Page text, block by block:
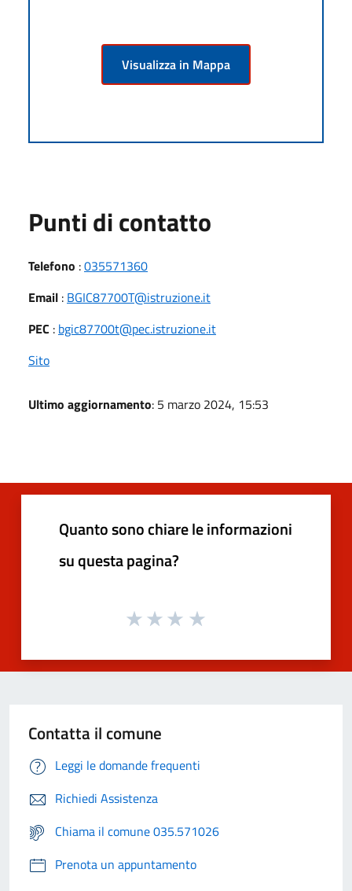
Visualizza in Mappa
Punti di contatto
Telefono :035571360
Email : BGIC87700T@istruzione.it
PEC : bgic87700t@pec.istruzione.it
Sito
Ultimo aggiornamento: 5 marzo 2024, 15:53
Quanto sono chiare le informazioni
su questa pagina?
Contatta il comune
Leggi le domande frequenti
Richiedi Assistenza
Chiama il comune 035.571026
Prenota un appuntamento